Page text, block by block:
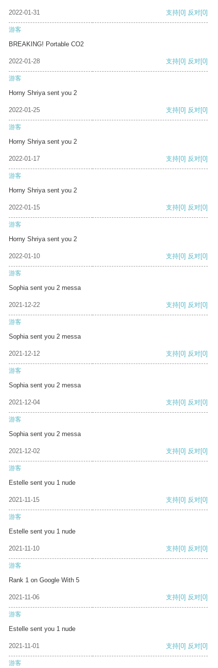
2022-01-31 支持[0] 反对[0]
游客
BREAKING! Portable CO2
2022-01-28 支持[0] 反对[0]
游客
Horny Shriya sent you 2
2022-01-25 支持[0] 反对[0]
游客
Horny Shriya sent you 2
2022-01-17 支持[0] 反对[0]
游客
Horny Shriya sent you 2
2022-01-15 支持[0] 反对[0]
游客
Horny Shriya sent you 2
2022-01-10 支持[0] 反对[0]
游客
Sophia sent you 2 messa
2021-12-22 支持[0] 反对[0]
游客
Sophia sent you 2 messa
2021-12-12 支持[0] 反对[0]
游客
Sophia sent you 2 messa
2021-12-04 支持[0] 反对[0]
游客
Sophia sent you 2 messa
2021-12-02 支持[0] 反对[0]
游客
Estelle sent you 1 nude
2021-11-15 支持[0] 反对[0]
游客
Estelle sent you 1 nude
2021-11-10 支持[0] 反对[0]
游客
Rank 1 on Google With 5
2021-11-06 支持[0] 反对[0]
游客
Estelle sent you 1 nude
2021-11-01 支持[0] 反对[0]
游客